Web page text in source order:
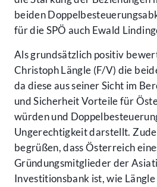
beiden
für die SPÖ auch Ewald
Als grundsätzlich positiv
Christoph Längle (F/V) die
da diese aus seiner Sicht im
und Sicherheit Vorteile für
würden und
Ungerechtigkeit darstellt.
begrüßen, dass Österreich
Gründungsmitglieder der
Investitionsbank ist, wie